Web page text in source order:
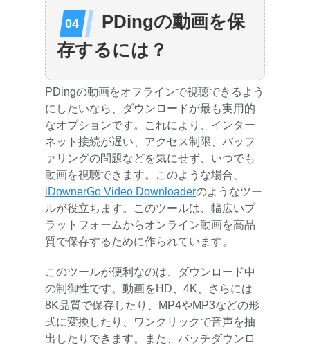
PDingの動画を保
存するには？
PDingの動画をオフラインで視聴できるよう
にしたいなら、ダウンロードが最も実用的
なオプションです。これにより、インター
ネット接続が遅い、アクセス制限、バッフ
ァリングの問題などを気にせず、いつでも
動画を視聴できます。このような場合、
iDownerGo Video Downloaderのようなツー
ルが役立ちます。このツールは、幅広いプ
ラットフォームからオンライン動画を高品
質で保存するために作られています。
このツールが便利なのは、ダウンロード中
の制御性です。動画をHD、4K、さらには
8K品質で保存したり、MP4やMP3などの形
式に変換したり、ワンクリックで音声を抽
出したりできます。また、バッチダウンロ